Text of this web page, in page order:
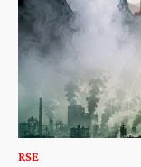
RSE